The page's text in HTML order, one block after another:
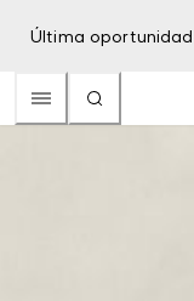
Última